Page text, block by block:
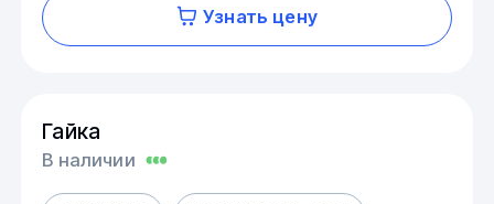
Узнать цену
Гайка
В наличии